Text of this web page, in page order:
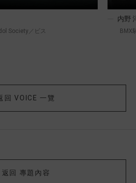
Society／ビス
内野
BMX
回 VOICE 一覽
返回 專題內容